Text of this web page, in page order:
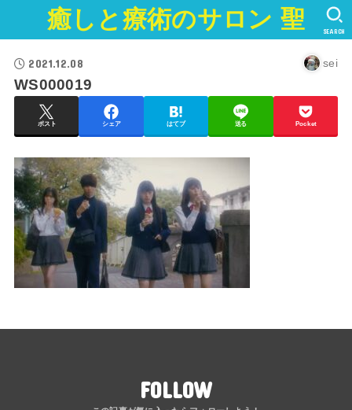
癒しと療術のサロン 聖 SEARCH
2021.12.08 sei
WS000019
ポスト シェア はてブ 送る Pocket
FOLLOW